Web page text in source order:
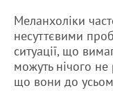
Меланхоліки
несуттєвими
ситуації, що
можуть нічого
що вони до